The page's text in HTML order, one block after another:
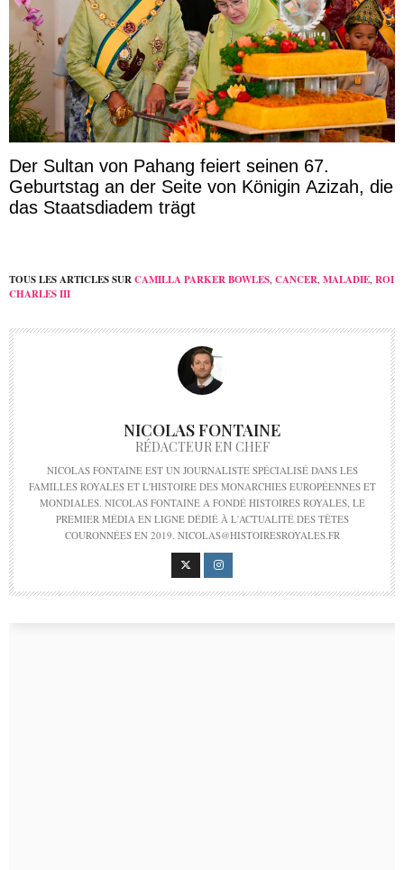
Der Sultan von Pahang feiert seinen 67.
Geburtstag an der Seite von Königin Azizah, die
das Staatsdiadem trägt
TOUS LES ARTICLES SURCAMILLA PARKER BOWLES CANCER MALADIE ROI
CHARLES III
NICOLAS FONTAINE
RÉDACTEUR EN CHEF
NICOLAS FONTAINE EST UN JOURNALISTE SPÉCIALISÉ DANS LES
FAMILLES ROYALES ET L'HISTOIRE DES MONARCHIES EUROPÉENNES ET
MONDIALES. NICOLAS FONTAINE A FONDÉ HISTOIRES ROYALES, LE
PREMIER MÉDIA EN LIGNE DÉDIÉ À L'ACTUALITÉ DES TÊTES
COURONNÉES EN 2019. NICOLAS@HISTOIRESROYALES.FR